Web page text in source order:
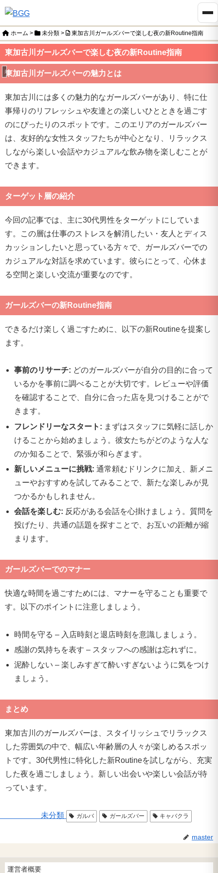
ホーム > 未分類 > 東加古川ガールズバーで楽しむ夜の新Routine指南
東加古川ガールズバーで楽しむ夜の新Routine指南
未分類
東加古川ガールズバーの魅力とは
東加古川には多くの魅力的なガールズバーがあり、特に仕
事帰りのリフレッシュや友達との楽しいひとときを過ごす
のにぴったりのスポットです。このエリアのガールズバー
は、友好的な女性スタッフたちが中心となり、リラックス
しながら楽しい会話やカジュアルな飲み物を楽しむことが
できます。
ターゲット層の紹介
今回の記事では、主に30代男性をターゲットにしていま
す。この層は仕事のストレスを解消したい・友人とディス
カッションしたいと思っている方々で、ガールズバーでの
カジュアルな対話を求めています。彼らにとって、心休ま
る空間と楽しい交流が重要なのです。
ガールズバーの新Routine指南
できるだけ楽しく過ごすために、以下の新Routineを提案し
ます。
事前のリサーチ: どのガールズバーが自分の目的に合って
いるかを事前に調べることが大切です。レビューや評価
を確認することで、自分に合った店を見つけることがで
きます。
フレンドリーなスタート: まずはスタッフに気軽に話しか
けることから始めましょう。彼女たちがどのような人な
のか知ることで、緊張が和らぎます。
新しいメニューに挑戦: 通常頼むドリンクに加え、新メニ
ューやおすすめを試してみることで、新たな楽しみが見
つかるかもしれません。
会話を楽しむ: 反応がある会話を心掛けましょう。質問を
投げたり、共通の話題を探すことで、お互いの距離が縮
まります。
ガールズバーでのマナー
快適な時間を過ごすためには、マナーを守ることも重要で
す。以下のポイントに注意しましょう。
時間を守る – 入店時刻と退店時刻を意識しましょう。
感謝の気持ちを表す – スタッフへの感謝は忘れずに。
泥酔しない – 楽しみすぎて酔いすぎないように気をつけ
ましょう。
まとめ
東加古川のガールズバーは、スタイリッシュでリラックス
した雰囲気の中で、幅広い年齢層の人々が楽しめるスポッ
トです。30代男性に特化した新Routineを試しながら、充実
した夜を過ごしましょう。新しい出会いや楽しい会話が待
っています。
未分類 ガルバ ガールズバー キャバクラ
master
運営者概要